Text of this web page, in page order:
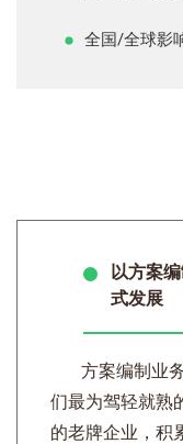
全国/全球影
以方案
式发展
方案编制业务
们最为驾轻就熟
的老牌企业，积